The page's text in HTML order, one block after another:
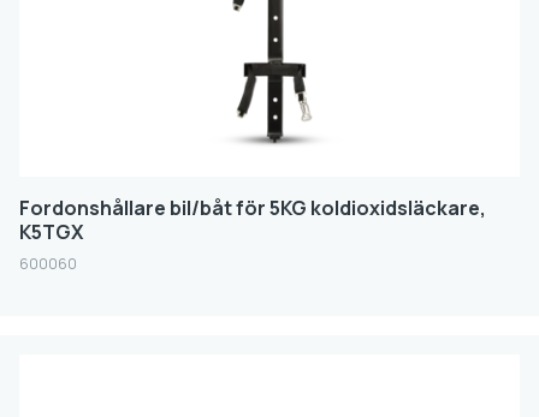
Fordonshållare bil/båt för 5KG koldioxidsläckare,
K5TGX
600060